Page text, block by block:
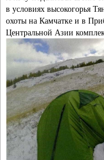
в условиях высокогорья
охоты на Камчатке и в
Центральной Азии